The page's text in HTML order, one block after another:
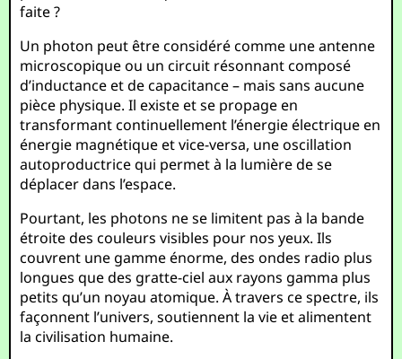
faite ?
Un photon peut être considéré comme une antenne
microscopique ou un circuit résonnant composé
d’inductance et de capacitance – mais sans aucune
pièce physique. Il existe et se propage en
transformant continuellement l’énergie électrique en
énergie magnétique et vice-versa, une oscillation
autoproductrice qui permet à la lumière de se
déplacer dans l’espace.
Pourtant, les photons ne se limitent pas à la bande
étroite des couleurs visibles pour nos yeux. Ils
couvrent une gamme énorme, des ondes radio plus
longues que des gratte-ciel aux rayons gamma plus
petits qu’un noyau atomique. À travers ce spectre, ils
façonnent l’univers, soutiennent la vie et alimentent
la civilisation humaine.